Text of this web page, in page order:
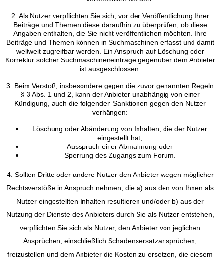
2. Als Nutzer verpflichten Sie sich, vor der Veröffentlichung Ihrer
Beiträge und Themen diese daraufhin zu überprüfen, ob diese
Angaben enthalten, die Sie nicht veröffentlichen möchten. Ihre
Beiträge und Themen können in Suchmaschinen erfasst und damit
weltweit zugreifbar werden. Ein Anspruch auf Löschung oder
Korrektur solcher Suchmaschineneinträge gegenüber dem Anbieter
ist ausgeschlossen.
3. Beim Verstoß, insbesondere gegen die zuvor genannten Regeln
§ 3 Abs. 1 und 2, kann der Anbieter unabhängig von einer
Kündigung, auch die folgenden Sanktionen gegen den Nutzer
verhängen:
Löschung oder Abänderung von Inhalten, die der Nutzer
eingestellt hat,
Ausspruch einer Abmahnung oder
Sperrung des Zugangs zum Forum.
4. Sollten Dritte oder andere Nutzer den Anbieter wegen möglicher
Rechtsverstöße in Anspruch nehmen, die a) aus den von Ihnen als
Nutzer eingestellten Inhalten resultieren und/oder b) aus der
Nutzung der Dienste des Anbieters durch Sie als Nutzer entstehen,
verpflichten Sie sich als Nutzer, den Anbieter von jeglichen
Ansprüchen, einschließlich Schadensersatzansprüchen,
freizustellen und dem Anbieter die Kosten zu ersetzen, die diesem